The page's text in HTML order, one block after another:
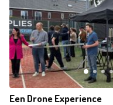
Een Drone Experience